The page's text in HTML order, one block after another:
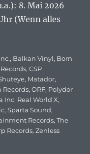
8. Mai 2026
(Wenn alles
, Balkan Vinyl, Born
Records,CSP
, Matador,
Records,ORF, Polydor
Inc, Real World X,
,Sparta Sound,
Records,The
Records,Zenless